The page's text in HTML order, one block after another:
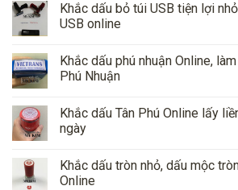
Khắc dấu bỏ túi USB tiện lợi
USB online
Khắc dấu phú nhuận Online,
Phú Nhuận
Khắc dấu Tân Phú Online lấy
ngày
Khắc dấu tròn nhỏ, dấu mộc
Online